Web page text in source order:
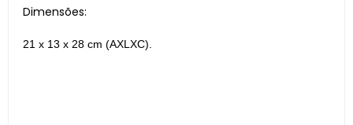
Dimensões:
21 x 13 x 28 cm (AXLXC).